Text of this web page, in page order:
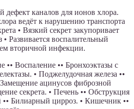
дефект каналов для ионов хлора.
ведёт к нарушению транспорта
• Вязкий секрет закупоривает
Развивается воспалительный
вторичной инфекции.
•• Воспаление •• Бронхоэктазы с
• Поджелудочная железа ••
ацинусов фиброзной
секрета. • Печень •• Обструкция
Билиарный цирроз. • Кишечник ••